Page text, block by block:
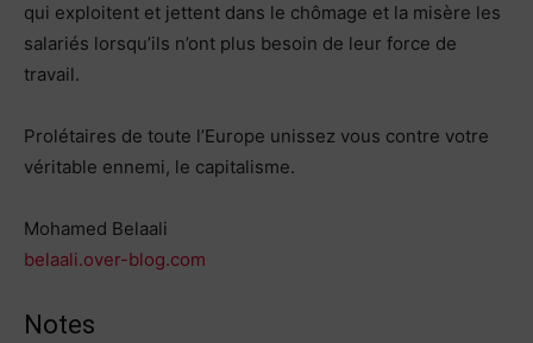
qui exploitent et jettent dans le chômage et la misère les
salariés lorsqu’ils n’ont plus besoin de leur force de
travail.
Prolétaires de toute l’Europe unissez vous contre votre
véritable ennemi, le capitalisme.
Mohamed Belaali
belaali.over-blog.com
Notes